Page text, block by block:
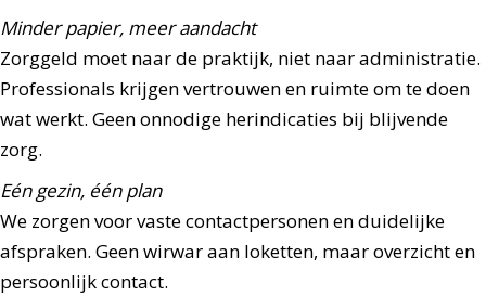
Minder papier, meer aandacht
Zorggeld moet naar de praktijk, niet naar administratie.
Professionals krijgen vertrouwen en ruimte om te doen
wat werkt. Geen onnodige herindicaties bij blijvende
zorg.
Eén gezin, één plan
We zorgen voor vaste contactpersonen en duidelijke
afspraken. Geen wirwar aan loketten, maar overzicht en
persoonlijk contact.